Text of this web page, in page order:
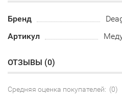
Бренд
Артикул
ОТЗЫВЫ (0)
Средняя оценка покупателей: (0)